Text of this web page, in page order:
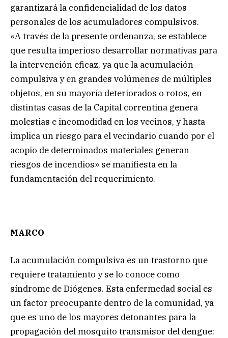
garantizará la confidencialidad de los datos
personales de los acumuladores compulsivos.
«A través de la presente ordenanza, se establece
que resulta imperioso desarrollar normativas para
la intervención eficaz, ya que la acumulación
compulsiva y en grandes volúmenes de múltiples
objetos, en su mayoría deteriorados o rotos, en
distintas casas de la Capital correntina genera
molestias e incomodidad en los vecinos, y hasta
implica un riesgo para el vecindario cuando por el
acopio de determinados materiales generan
riesgos de incendios» se manifiesta en la
fundamentación del requerimiento.
MARCO
La acumulación compulsiva es un trastorno que
requiere tratamiento y se lo conoce como
síndrome de Diógenes. Esta enfermedad social es
un factor preocupante dentro de la comunidad, ya
que es uno de los mayores detonantes para la
propagación del mosquito transmisor del dengue: